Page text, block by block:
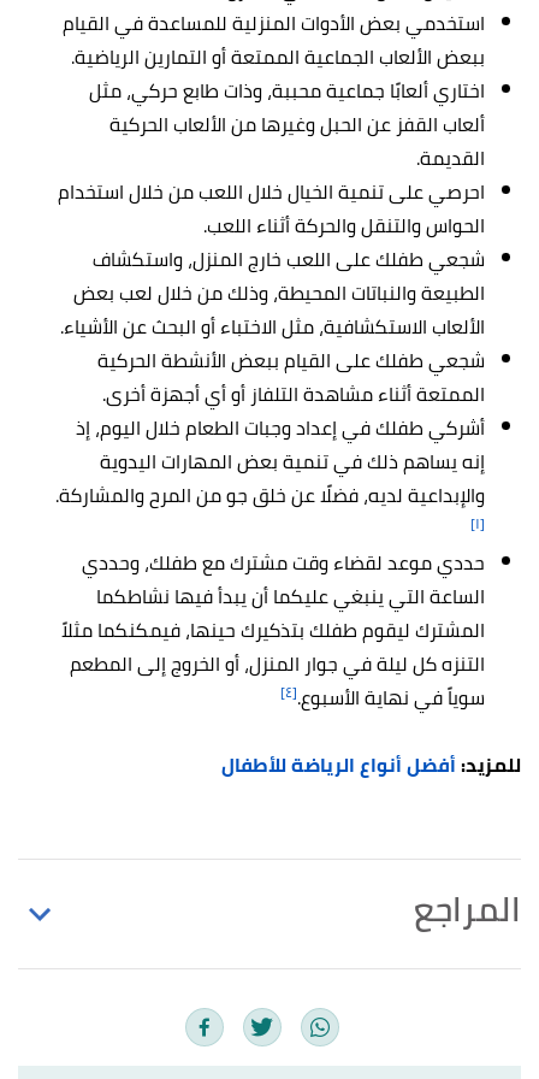
استخدمي بعض الأدوات المنزلية للمساعدة في القيام
ببعض الألعاب الجماعية الممتعة أو التمارين الرياضية.
اختاري ألعابًا جماعية محببة، وذات طابع حركي، مثل
ألعاب القفز عن الحبل وغيرها من الألعاب الحركية
القديمة.
احرصي على تنمية الخيال خلال اللعب من خلال استخدام
الحواس والتنقل والحركة أثناء اللعب.
شجعي طفلك على اللعب خارج المنزل، واستكشاف
الطبيعة والنباتات المحيطة، وذلك من خلال لعب بعض
الألعاب الاستكشافية، مثل الاختباء أو البحث عن الأشياء.
شجعي طفلك على القيام ببعض الأنشطة الحركية
الممتعة أثناء مشاهدة التلفاز أو أي أجهزة أخرى.
أشركي طفلك في إعداد وجبات الطعام خلال اليوم، إذ
إنه يساهم ذلك في تنمية بعض المهارات اليدوية
والإبداعية لديه، فضلًا عن خلق جو من المرح والمشاركة.
[١]
حددي موعد لقضاء وقت مشترك مع طفلك، وحددي
الساعة التي ينبغي عليكما أن يبدأ فيها نشاطكما
المشترك ليقوم طفلك بتذكيرك حينها، فيمكنكما مثلاً
التنزه كل ليلة في جوار المنزل، أو الخروج إلى المطعم
سوياً في نهاية الأسبوع.[٤]
للمزيد:أفضل أنواع الرياضة للأطفال
المراجع
Your Child (Even When There’s no Time in the Day)"
parentswithconfidence, Retrieved 3/4/2021. Edited.